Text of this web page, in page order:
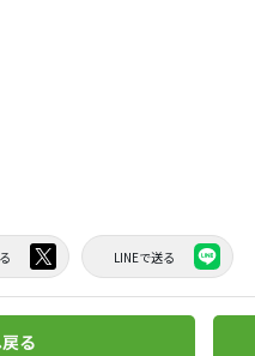
LINEで送る
る